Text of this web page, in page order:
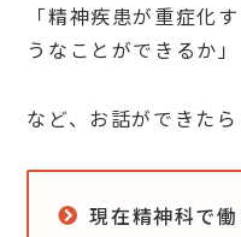
「精神疾患が重症化
うなことができるか」
など、お話ができたら
現在精神科で